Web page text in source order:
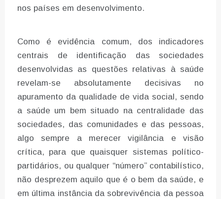
nos países em desenvolvimento.
Como é evidência comum, dos indicadores
centrais de identificação das sociedades
desenvolvidas as questões relativas à saúde
revelam-se absolutamente decisivas no
apuramento da qualidade de vida social, sendo
a saúde um bem situado na centralidade das
sociedades, das comunidades e das pessoas,
algo sempre a merecer vigilância e visão
crítica, para que quaisquer sistemas político-
partidários, ou qualquer “número” contabilístico,
não desprezem aquilo que é o bem da saúde, e
em última instância da sobrevivência da pessoa